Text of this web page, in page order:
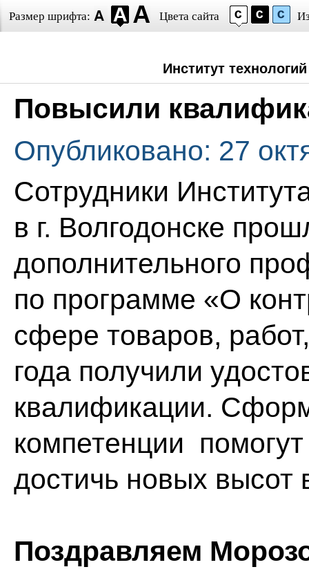
Размер шрифта: Цвета сайта
Институт
Повысили
Опубликовано: 27
Сотрудники
в г. Волгодонске
дополнительного
по программе «О
сфере товаров,
года получили
квалификации.
компетенции
достичь новых высот
Поздравляем